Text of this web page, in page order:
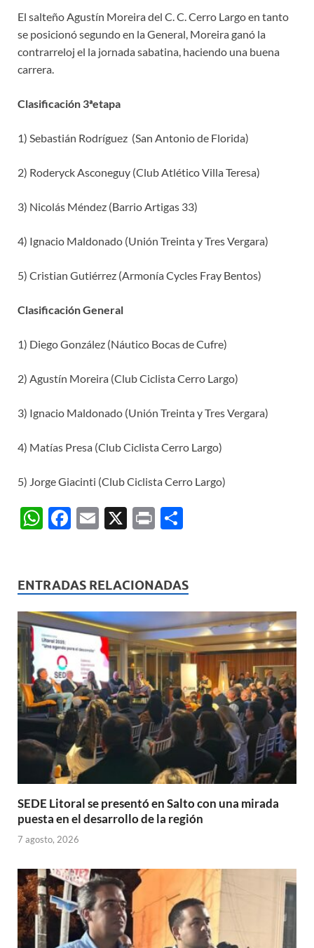
El salteño Agustín Moreira del C. C. Cerro Largo en tanto
se posicionó segundo en la General, Moreira ganó la
contrarreloj el la jornada sabatina, haciendo una buena
carrera.
Clasificación 3ªetapa
1) Sebastián Rodríguez (San Antonio de Florida)
2) Roderyck Asconeguy (Club Atlético Villa Teresa)
3) Nicolás Méndez (Barrio Artigas 33)
4) Ignacio Maldonado (Unión Treinta y Tres Vergara)
5) Cristian Gutiérrez (Armonía Cycles Fray Bentos)
Clasificación General
1) Diego González (Náutico Bocas de Cufre)
2) Agustín Moreira (Club Ciclista Cerro Largo)
3) Ignacio Maldonado (Unión Treinta y Tres Vergara)
4) Matías Presa (Club Ciclista Cerro Largo)
5) Jorge Giacinti (Club Ciclista Cerro Largo)
W
s
A
p
p
F
b
o
o
k
E
X
P
p
ar
ti
r
ENTRADAS RELACIONADAS
SEDE Litoral se presentó en Salto con una mirada
puesta en el desarrollo de la región
7 agosto, 2026